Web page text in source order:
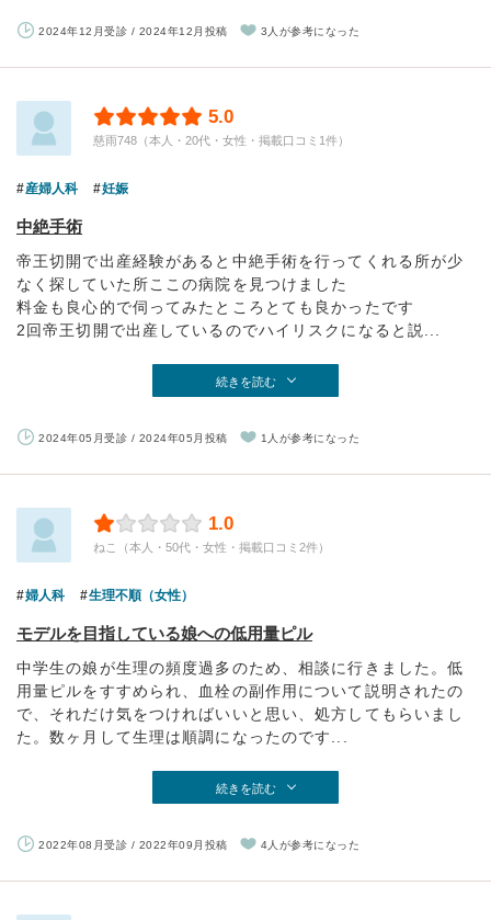
2024年12月受診 / 2024年12月投稿 3人が参考になった
5.0
慈雨748（本人・20代・女性・掲載口コミ1件）
産婦人科 妊娠
中絶手術
帝王切開で出産経験があると中絶手術を行ってくれる所が少
なく探していた所ここの病院を見つけました
料金も良心的で伺ってみたところとても良かったです
2回帝王切開で出産しているのでハイリスクになると説...
続きを読む
2024年05月受診 / 2024年05月投稿 1人が参考になった
1.0
ねこ（本人・50代・女性・掲載口コミ2件）
婦人科 生理不順（女性）
モデルを目指している娘への低用量ピル
中学生の娘が生理の頻度過多のため、相談に行きました。低
用量ピルをすすめられ、血栓の副作用について説明されたの
で、それだけ気をつければいいと思い、処方してもらいまし
た。数ヶ月して生理は順調になったのです...
続きを読む
2022年08月受診 / 2022年09月投稿 4人が参考になった